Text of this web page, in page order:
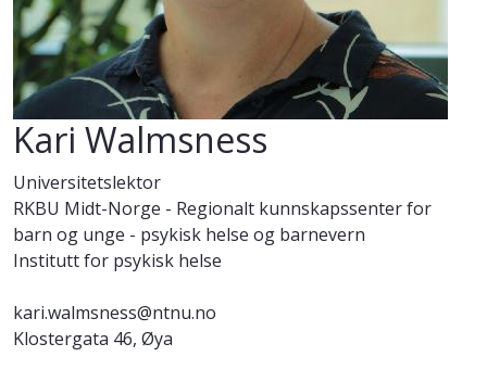
Kari Walmsness
Universitetslektor
RKBU Midt-Norge - Regionalt kunnskapssenter for
barn og unge - psykisk helse og barnevern
Institutt for psykisk helse
kari.walmsness@ntnu.no
Klostergata 46, Øya